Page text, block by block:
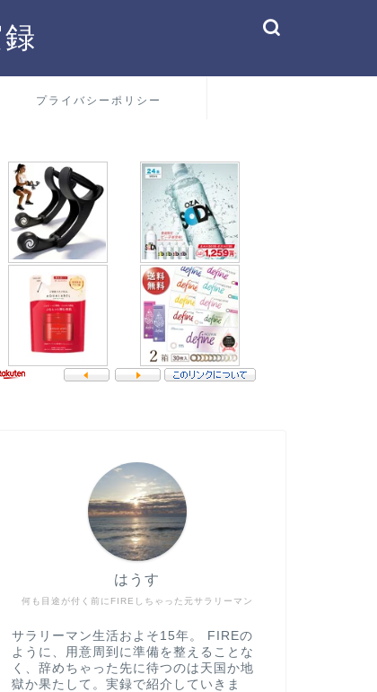
プライバシーポリシー
何も目途が付く前にFIREしちゃった元サラリーマン
はうす
サラリーマン生活およそ15年。 FIREの
ように、用意周到に準備を整えることな
く、辞めちゃった先に待つのは天国か地
獄か果たして。実録で紹介していきま